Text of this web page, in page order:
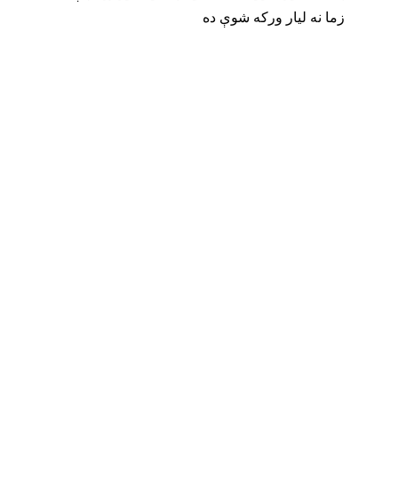
زما نه لیار ورکه شوې ده